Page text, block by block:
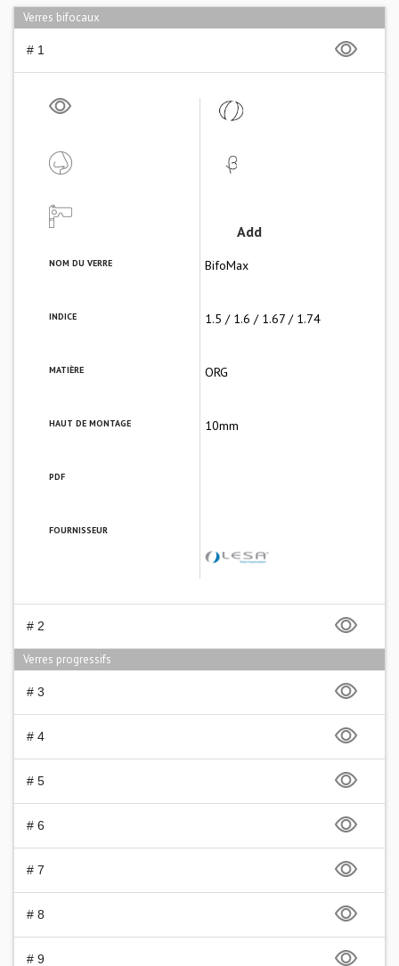
Verres bifocaux
# 1
Add
NOM DU VERRE BifoMax
INDICE 1.5 / 1.6 / 1.67 / 1.74
MATIÈRE ORG
HAUT DE MONTAGE 10mm
PDF
FOURNISSEUR
# 2
Verres progressifs
# 3
# 4
# 5
# 6
# 7
# 8
# 9